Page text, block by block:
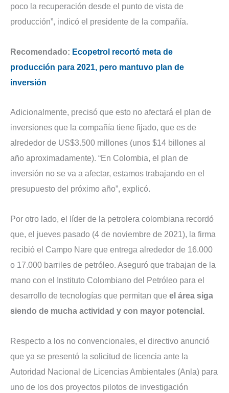
poco la recuperación desde el punto de vista de
producción”, indicó el presidente de la compañía.
Recomendado: Ecopetrol recortó meta de
producción para 2021, pero mantuvo plan de
inversión
Adicionalmente, precisó que esto no afectará el plan de
inversiones que la compañía tiene fijado, que es de
alrededor de US$3.500 millones (unos $14 billones al
año aproximadamente). “En Colombia, el plan de
inversión no se va a afectar, estamos trabajando en el
presupuesto del próximo año”, explicó.
Por otro lado, el líder de la petrolera colombiana recordó
que, el jueves pasado (4 de noviembre de 2021), la firma
recibió el Campo Nare que entrega alrededor de 16.000
o 17.000 barriles de petróleo. Aseguró que trabajan de la
mano con el Instituto Colombiano del Petróleo para el
desarrollo de tecnologías que permitan que el área siga
siendo de mucha actividad y con mayor potencial.
Respecto a los no convencionales, el directivo anunció
que ya se presentó la solicitud de licencia ante la
Autoridad Nacional de Licencias Ambientales (Anla) para
uno de los dos proyectos pilotos de investigación